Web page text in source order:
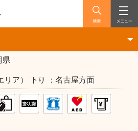
検索 メニュー
県
リア） 下り ：名古屋方面